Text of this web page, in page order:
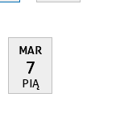
MAR
7
PIĄ